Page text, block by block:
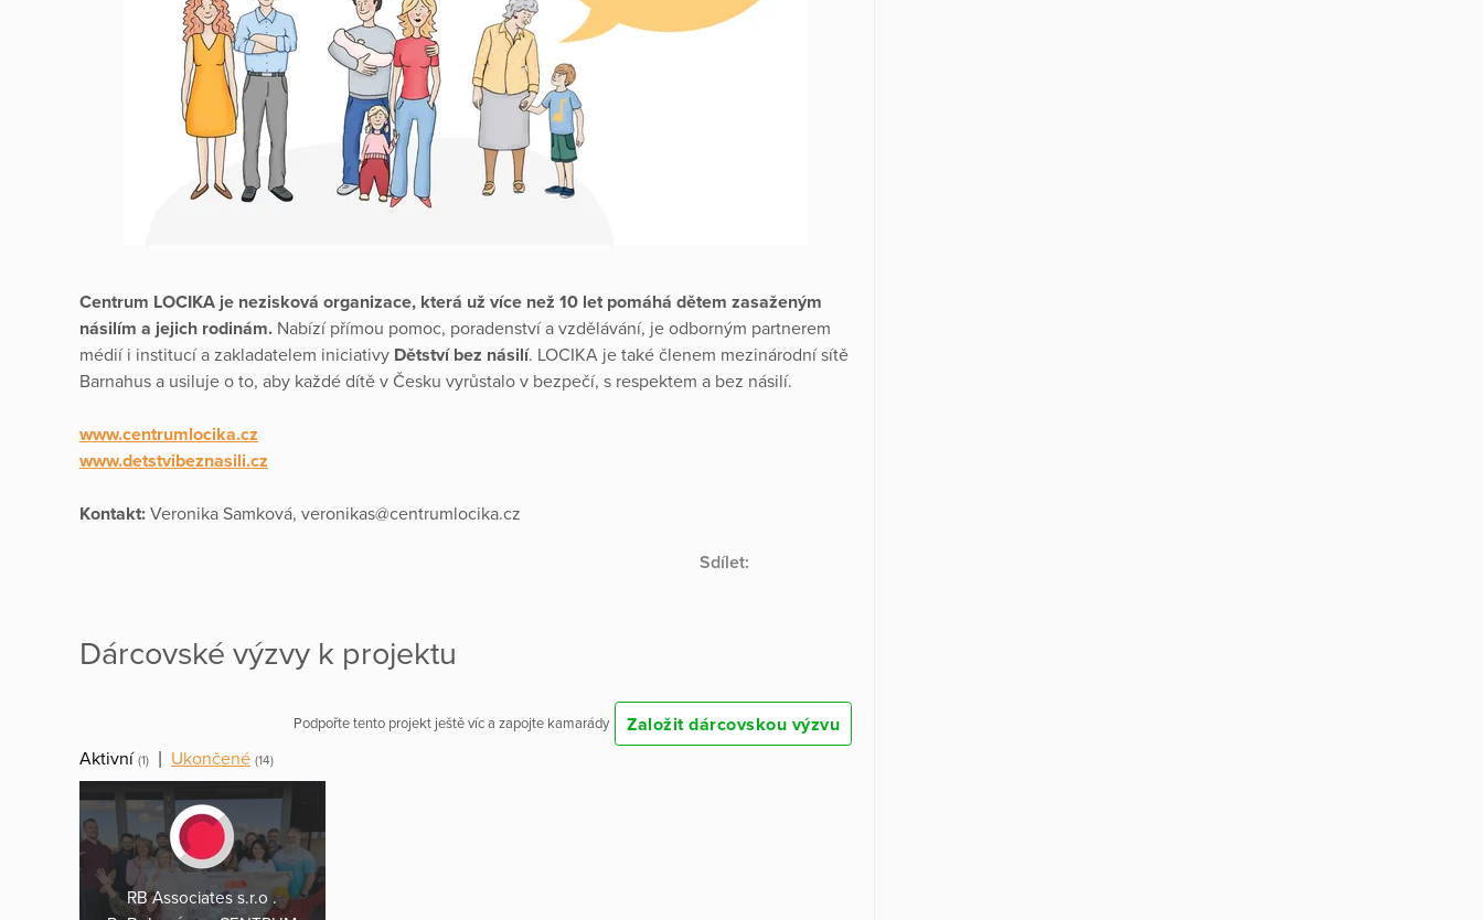
Centrum LOCIKA je nezisková organizace, která už více než 10 let pomáhá dětem zasaženým
násilím a jejich rodinám. Nabízí přímou pomoc, poradenství a vzdělávání, je odborným partnerem
médií i institucí a zakladatelem iniciativy Dětství bez násilí. LOCIKA je také členem mezinárodní sítě
Barnahus a usiluje o to, aby každé dítě v Česku vyrůstalo v bezpečí, s respektem a bez násilí.
www.centrumlocika.cz
www.detstvibeznasili.cz
Kontakt: Veronika Samková, veronikas@centrumlocika.cz
Sdílet:
Dárcovské výzvy k projektu
Podpořte tento projekt ještě víc a zapojte kamarády
Založit dárcovskou výzvu
Aktivní (1) Ukončené (14)
RB Associates s.r.o .